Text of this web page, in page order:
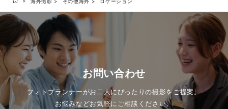
お問い合わせ
フォトプランナーがお二人にぴったりの撮影をご提案。
お悩みなどお気軽にご相談ください。